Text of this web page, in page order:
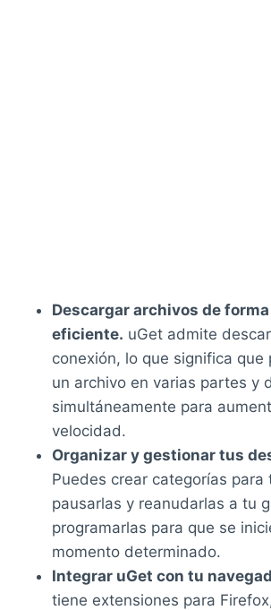
Descargar archivos de
eficiente. uGet admite
conexión, lo que significa que
un archivo en varias partes y
simultáneamente para
velocidad.
Organizar y gestionar tus
Puedes crear categorías para
pausarlas y reanudarlas a tu
programarlas para que se
momento determinado.
Integrar uGet con tu
tiene extensiones para